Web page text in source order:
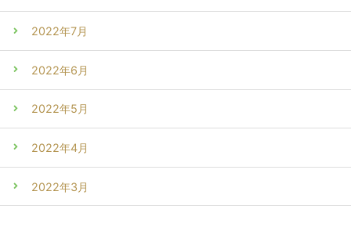
2022年7月
2022年6月
2022年5月
2022年4月
2022年3月